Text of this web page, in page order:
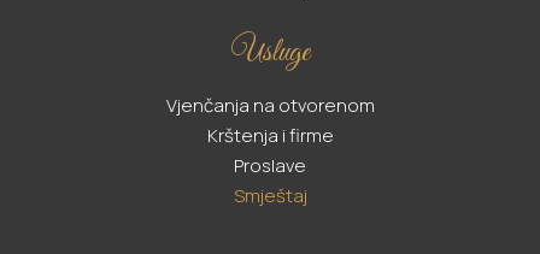
Usluge
Vjenčanja na otvorenom
Krštenja i firme
Proslave
Smještaj